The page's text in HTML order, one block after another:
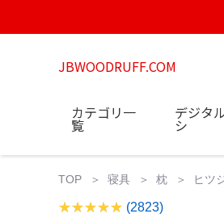
JBWOODRUFF.COM
カテゴリ一
覧
デジタ
シ
TOP 寝具 枕 ヒツ
(2823)